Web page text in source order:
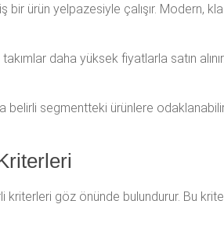
bir ürün yelpazesiyle çalışır. Modern,
daha yüksek fiyatlarla satın
segmentteki ürünlere
kriterleri göz önünde bulundurur. Bu